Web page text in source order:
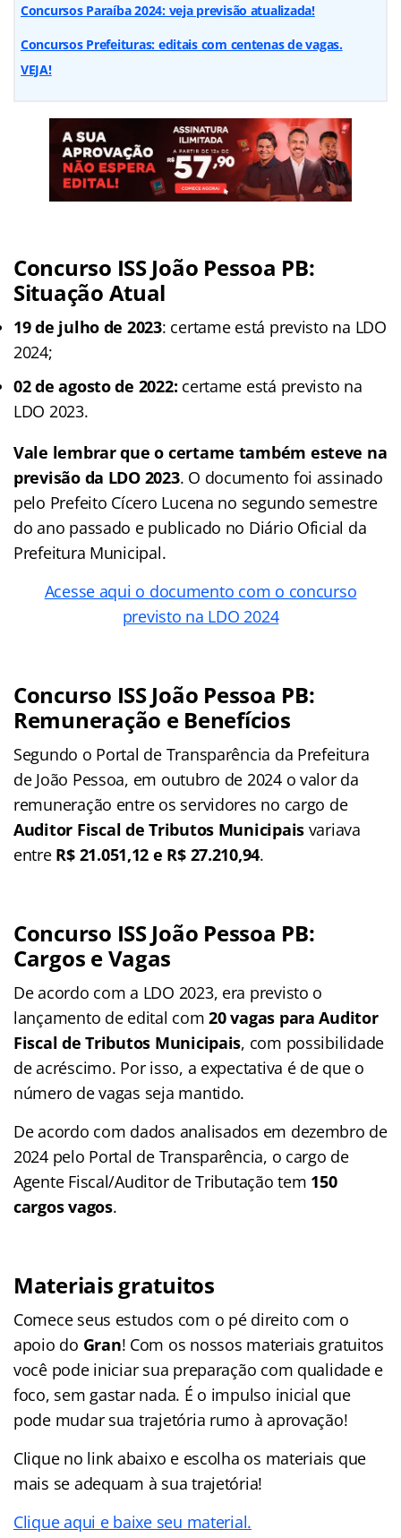
Concursos Paraíba 2024: veja previsão atualizada!
Concursos Prefeituras: editais com centenas de vagas.
VEJA!
Concurso ISS João Pessoa PB:
Situação Atual
19 de julho de 2023: certame está previsto na LDO
2024;
02 de agosto de 2022: certame está previsto na
LDO 2023.
Vale lembrar que o certame também esteve na
previsão da LDO 2023. O documento foi assinado
pelo Prefeito Cícero Lucena no segundo semestre
do ano passado e publicado no Diário Oficial da
Prefeitura Municipal.
Acesse aqui o documento com o concurso
previsto na LDO 2024
Concurso ISS João Pessoa PB:
Remuneração e Benefícios
Segundo o Portal de Transparência da Prefeitura
de João Pessoa, em outubro de 2024 o valor da
remuneração entre os servidores no cargo de
Auditor Fiscal de Tributos Municipais variava
entre R$ 21.051,12 e R$ 27.210,94.
Concurso ISS João Pessoa PB:
Cargos e Vagas
De acordo com a LDO 2023, era previsto o
lançamento de edital com20 vagas para Auditor
Fiscal de Tributos Municipais, com possibilidade
de acréscimo. Por isso, a expectativa é de que o
número de vagas seja mantido.
De acordo com dados analisados em dezembro de
2024 pelo Portal de Transparência, o cargo de
Agente Fiscal/Auditor de Tributação tem 150
cargos vagos.
Materiais gratuitos
Comece seus estudos com o pé direito com o
apoio do Gran! Com os nossos materiais gratuitos
você pode iniciar sua preparação com qualidade e
foco, sem gastar nada. É o impulso inicial que
pode mudar sua trajetória rumo à aprovação!
Clique no link abaixo e escolha os materiais que
mais se adequam à sua trajetória!
Clique aqui e baixe seu material.